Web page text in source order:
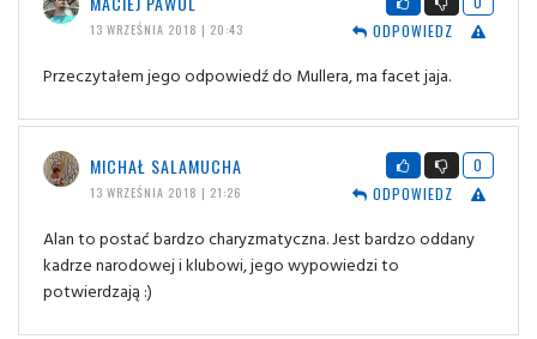
13 WRZEŚNIA 2018 | 20:43
ODPOWIEDZ
Przeczytałem jego odpowiedź do Mullera, ma facet jaja.
MICHAŁ SALAMUCHA
13 WRZEŚNIA 2018 | 21:26
0
ODPOWIEDZ
Alan to postać bardzo charyzmatyczna. Jest bardzo oddany
kadrze narodowej i klubowi, jego wypowiedzi to
potwierdzają :)